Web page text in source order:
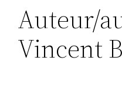
Auteur/
Vincent